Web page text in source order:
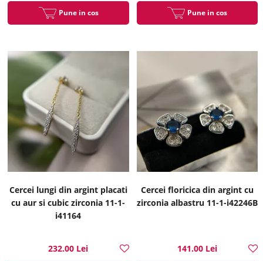
Pune in cos Pune in cos
Cercei lungi din argint placati
cu aur si cubic zirconia 11-1-
i41164
232.00 Lei
Cercei floricica din argint cu
zirconia albastru 11-1-i42246B
141.00 Lei